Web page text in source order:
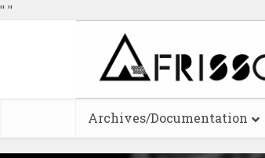
" "
Archives/Documentation